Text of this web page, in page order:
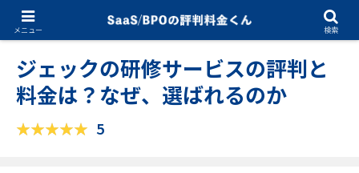
社員研修サービス 05.29.2026
ジェックの研修サービスの評判と
料金は？なぜ、選ばれるのか
5
メニュー 検索